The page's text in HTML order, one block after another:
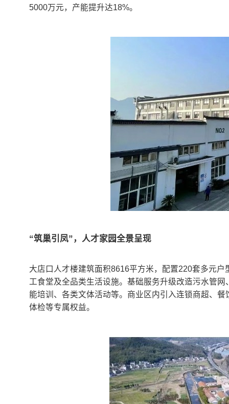
5000万元，产能提升达18%。
“筑巢引凤”，人才家园全景呈现
大店口人才楼建筑面积8616平方米，配置220套多元
工食堂及全品类生活设施。基础服务升级改造污水管
能培训、各类文体活动等。商业区内引入连锁商超、
体检等专属权益。